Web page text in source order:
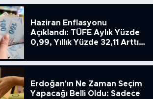
Haziran Enflasyonu
Açıklandı: TÜFE Aylık Yüzde
0,99, Yıllık Yüzde 32,11 Arttı,
51.49
Erdoğan'ın Ne Zaman Seçim
Yapacağı Belli Oldu: Sadece